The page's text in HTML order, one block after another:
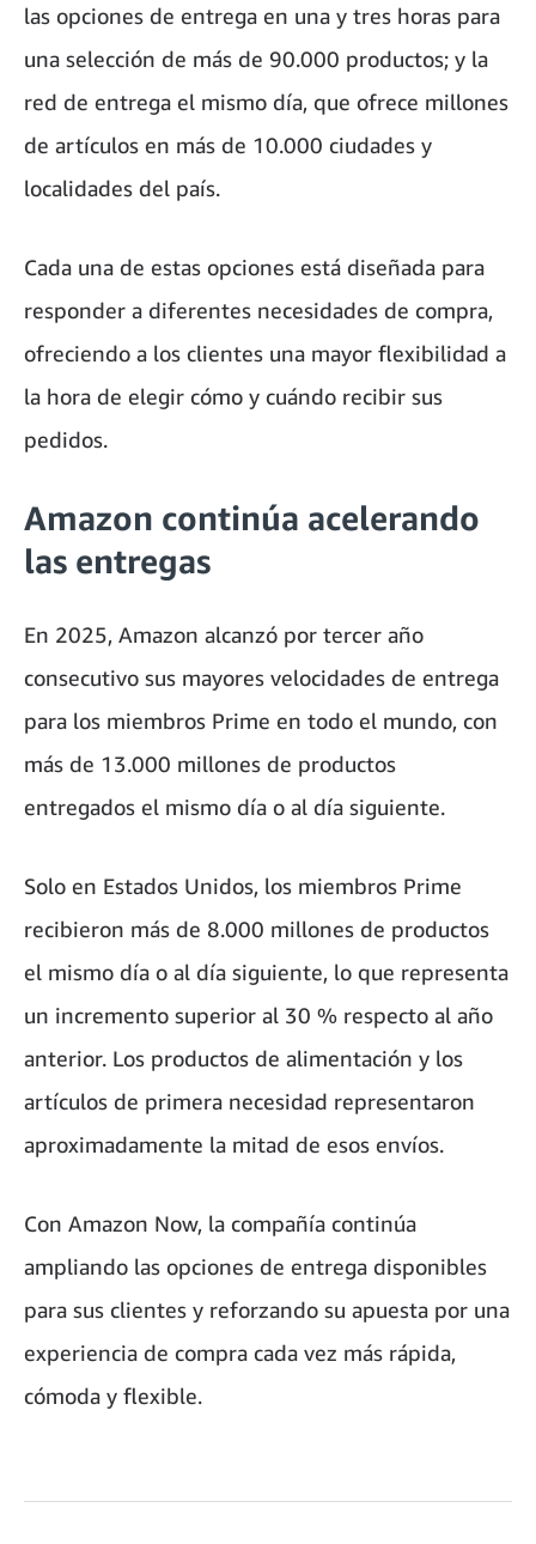
las opciones de entrega en una y tres horas para
una selección de más de 90.000 productos; y la
red de entrega el mismo día, que ofrece millones
de artículos en más de 10.000 ciudades y
localidades del país.
Cada una de estas opciones está diseñada para
responder a diferentes necesidades de compra,
ofreciendo a los clientes una mayor flexibilidad a
la hora de elegir cómo y cuándo recibir sus
pedidos.
Amazon continúa acelerando
las entregas
En 2025, Amazon alcanzó por tercer año
consecutivo sus mayores velocidades de entrega
para los miembros Prime en todo el mundo, con
más de 13.000 millones de productos
entregados el mismo día o al día siguiente.
Solo en Estados Unidos, los miembros Prime
recibieron más de 8.000 millones de productos
el mismo día o al día siguiente, lo que representa
un incremento superior al 30 % respecto al año
anterior. Los productos de alimentación y los
artículos de primera necesidad representaron
aproximadamente la mitad de esos envíos.
Con Amazon Now, la compañía continúa
ampliando las opciones de entrega disponibles
para sus clientes y reforzando su apuesta por una
experiencia de compra cada vez más rápida,
cómoda y flexible.